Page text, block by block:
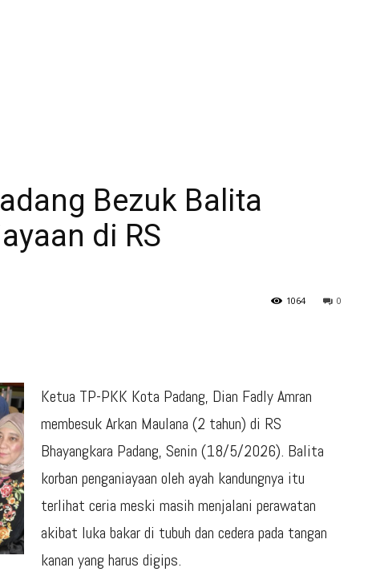
Bezuk Balita
di RS
0
1064
Ketua TP-PKK Kota Padang, Dian Fadly Amran
membesuk Arkan Maulana (2 tahun) di RS
Bhayangkara Padang, Senin (18/5/2026). Balita
korban penganiayaan oleh ayah kandungnya itu
terlihat ceria meski masih menjalani perawatan
akibat luka bakar di tubuh dan cedera pada tangan
kanan yang harus digips.